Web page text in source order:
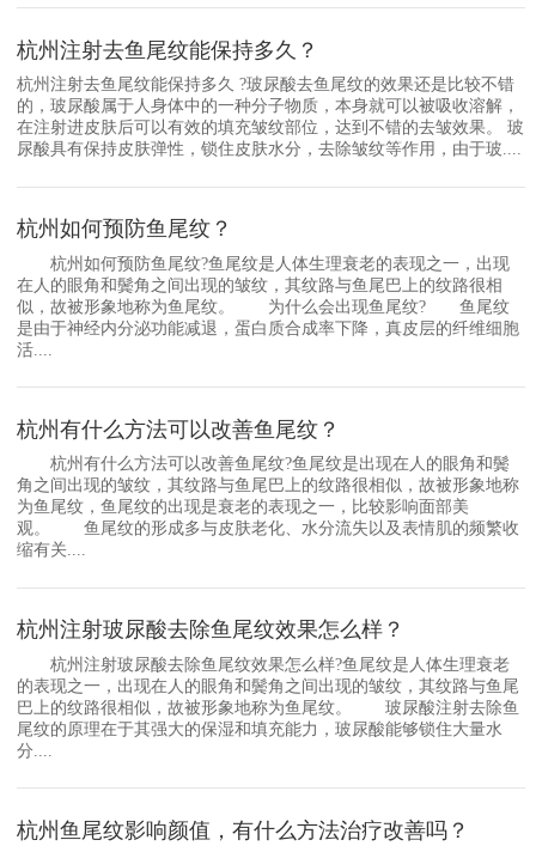
杭州注射去鱼尾纹能保持多久？
杭州注射去鱼尾纹能保持多久 ?玻尿酸去鱼尾纹的效果还是比较不错
的，玻尿酸属于人身体中的一种分子物质，本身就可以被吸收溶解，
在注射进皮肤后可以有效的填充皱纹部位，达到不错的去皱效果。 玻
尿酸具有保持皮肤弹性，锁住皮肤水分，去除皱纹等作用，由于玻....
杭州如何预防鱼尾纹？
杭州如何预防鱼尾纹?鱼尾纹是人体生理衰老的表现之一，出现
在人的眼角和鬓角之间出现的皱纹，其纹路与鱼尾巴上的纹路很相
似，故被形象地称为鱼尾纹。 为什么会出现鱼尾纹? 鱼尾纹
是由于神经内分泌功能减退，蛋白质合成率下降，真皮层的纤维细胞
活....
杭州有什么方法可以改善鱼尾纹？
杭州有什么方法可以改善鱼尾纹?鱼尾纹是出现在人的眼角和鬓
角之间出现的皱纹，其纹路与鱼尾巴上的纹路很相似，故被形象地称
为鱼尾纹，鱼尾纹的出现是衰老的表现之一，比较影响面部美
观。 鱼尾纹的形成多与皮肤老化、水分流失以及表情肌的频繁收
缩有关....
杭州注射玻尿酸去除鱼尾纹效果怎么样？
杭州注射玻尿酸去除鱼尾纹效果怎么样?鱼尾纹是人体生理衰老
的表现之一，出现在人的眼角和鬓角之间出现的皱纹，其纹路与鱼尾
巴上的纹路很相似，故被形象地称为鱼尾纹。 玻尿酸注射去除鱼
尾纹的原理在于其强大的保湿和填充能力，玻尿酸能够锁住大量水
分....
杭州鱼尾纹影响颜值，有什么方法治疗改善吗？